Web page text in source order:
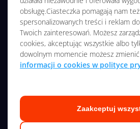
obsługę.Ciasteczka pomagają nam
spersonalizowanych treści i reklam
Twoich zainteresowań. Możesz
cookies, akceptując wszystkie albo
dowolnym momencie możesz
informacji o cookies w polityce
Zaakceptuj
© 2026 CentrumXP/Onex Group
Wszelkie prawa zastrzeżone
NASZE SERWISY
O nas
Kariera